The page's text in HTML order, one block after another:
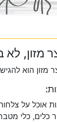
מזון,
מזון הוא
אוכל על
כלים, כלי